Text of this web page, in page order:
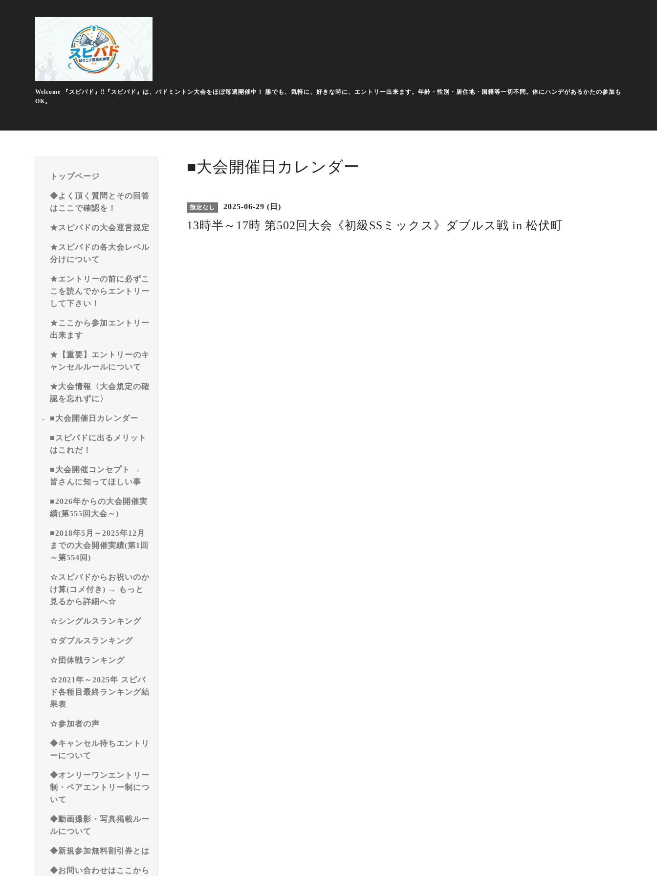
Welcome 『スピバド』‼️『スピバド』は、バドミントン大会をほぼ毎週開催中！ 誰でも、気軽に、好きな時に、エントリー出来ます。年齢・性別・居住地・国籍等一切不問。体にハンデがあるかたの参加も
OK。
トップページ
◆よく頂く質問とその回答
はここで確認を！
★スピバドの大会運営規定
★スピバドの各大会レベル
分けについて
★エントリーの前に必ずこ
こを読んでからエントリー
して下さい！
★ここから参加エントリー
出来ます
★【重要】エントリーのキ
ャンセルルールについて
★大会情報〈大会規定の確
認を忘れずに〉
■大会開催日カレンダー
■スピバドに出るメリット
はこれだ！
■大会開催コンセプト →
皆さんに知ってほしい事
■2026年からの大会開催実
績(第555回大会～)
■2018年5月～2025年12月
までの大会開催実績(第1回
～第554回)
☆スピバドからお祝いのか
け算(コメ付き) → もっと
見るから詳細へ☆
☆シングルスランキング
☆ダブルスランキング
☆団体戦ランキング
☆2021年～2025年 スピバ
ド各種目最終ランキング結
果表
☆参加者の声
◆キャンセル待ちエントリ
ーについて
◆オンリーワンエントリー
制・ペアエントリー制につ
いて
◆動画撮影・写真掲載ルー
ルについて
◆新規参加無料割引券とは
◆お問い合わせはここから
■大会開催日カレンダー
指定なし 2025-06-29 (日)
13時半～17時 第502回大会《初級SSミックス》ダブルス戦 in 松伏町